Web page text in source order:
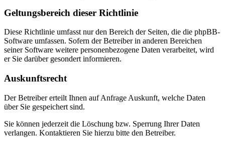
Geltungsbereich dieser Richtlinie
Diese Richtlinie umfasst nur den Bereich der Seiten, die die phpBB-
Software umfassen. Sofern der Betreiber in anderen Bereichen
seiner Software weitere personenbezogene Daten verarbeitet, wird
er Sie darüber gesondert informieren.
Auskunftsrecht
Der Betreiber erteilt Ihnen auf Anfrage Auskunft, welche Daten
über Sie gespeichert sind.
Sie können jederzeit die Löschung bzw. Sperrung Ihrer Daten
verlangen. Kontaktieren Sie hierzu bitte den Betreiber.